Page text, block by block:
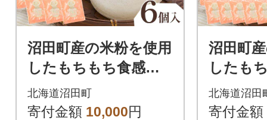
沼田町産の米粉を使用
したもちもち食感の
雪んこ焼き(6個入)北
海道産 n-0187
北海道沼田町
寄付金額 10,000円
沼田町
したも
雪んこ
海道産
北海道沼田
寄付金額